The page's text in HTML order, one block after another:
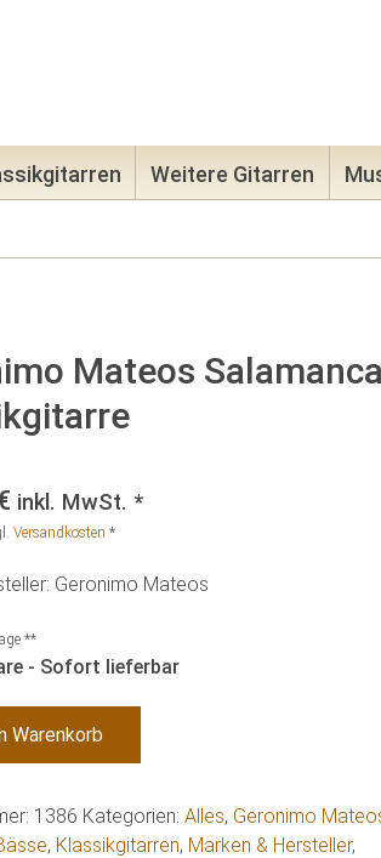
Weitere Gitarren
Mateos Salamanca
inkl. MwSt. *
Versandkosten *
Geronimo Mateos
**
- Sofort lieferbar
Warenkorb
1386 Kategorien:Alles, Geronimo
, Klassikgitarren, Marken & Hersteller,